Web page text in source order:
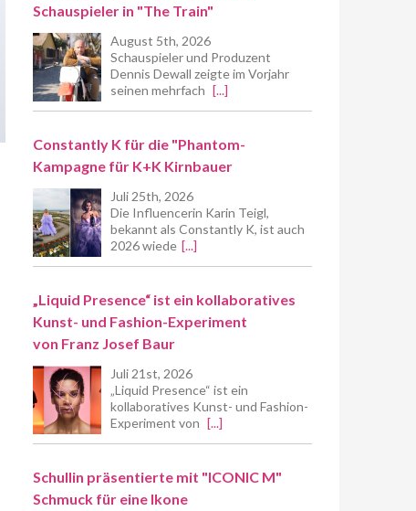
Schauspieler in "The Train"
August 5th, 2026
Schauspieler und Produzent
Dennis Dewall zeigte im Vorjahr
seinen mehrfach [...]
Constantly K für die "Phantom-
Kampagne für K+K Kirnbauer
Juli 25th, 2026
Die Influencerin Karin Teigl,
bekannt als Constantly K, ist auch
2026 wiede [...]
„Liquid Presence“ ist ein kollaboratives
Kunst- und Fashion-Experiment
von Franz Josef Baur
Juli 21st, 2026
„Liquid Presence“ ist ein
kollaboratives Kunst- und Fashion-
Experiment von [...]
Schullin präsentierte mit "ICONIC M"
Schmuck für eine Ikone